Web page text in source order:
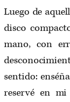
Luego de
disco
mano, con
sentido:
reservé en